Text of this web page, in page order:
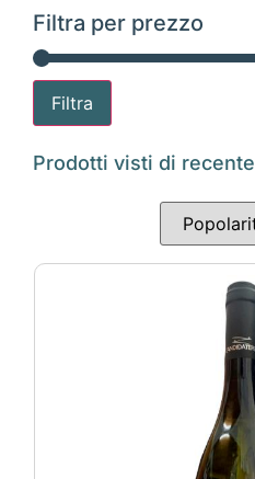
Filtra per prezzo
Filtra
Prodotti visti di recente